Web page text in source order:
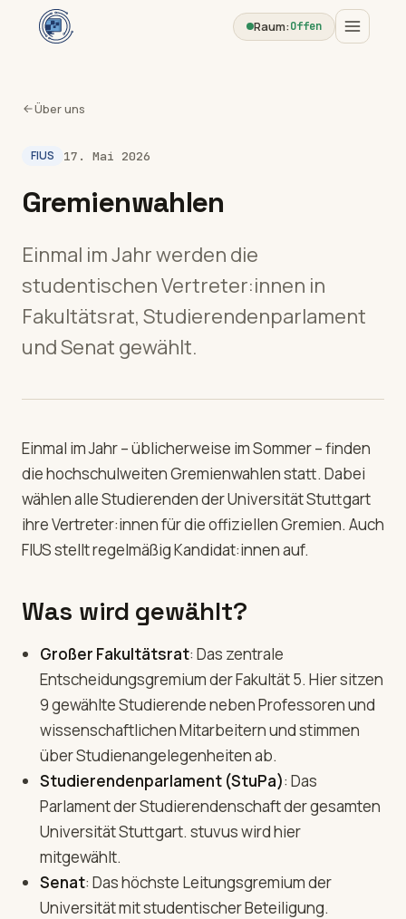
Raum:Offen
Über uns
FIUS 17. Mai 2026
Gremienwahlen
Einmal im Jahr werden die
studentischen Vertreter:innen in
Fakultätsrat, Studierendenparlament
und Senat gewählt.
Einmal im Jahr – üblicherweise im Sommer – finden
die hochschulweiten Gremienwahlen statt. Dabei
wählen alle Studierenden der Universität Stuttgart
ihre Vertreter:innen für die offiziellen Gremien. Auch
FIUS stellt regelmäßig Kandidat:innen auf.
Was wird gewählt?
Großer Fakultätsrat: Das zentrale
Entscheidungsgremium der Fakultät 5. Hier sitzen
9 gewählte Studierende neben Professoren und
wissenschaftlichen Mitarbeitern und stimmen
über Studienangelegenheiten ab.
Studierendenparlament (StuPa): Das
Parlament der Studierendenschaft der gesamten
Universität Stuttgart. stuvus wird hier
mitgewählt.
Senat: Das höchste Leitungsgremium der
Universität mit studentischer Beteiligung.